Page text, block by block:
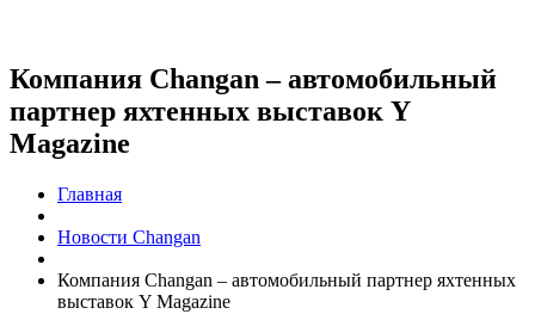
Компания Changan – автомобильный
партнер яхтенных выставок Y
Magazine
Главная
Новости Changan
Компания Changan – автомобильный партнер яхтенных
выставок Y Magazine